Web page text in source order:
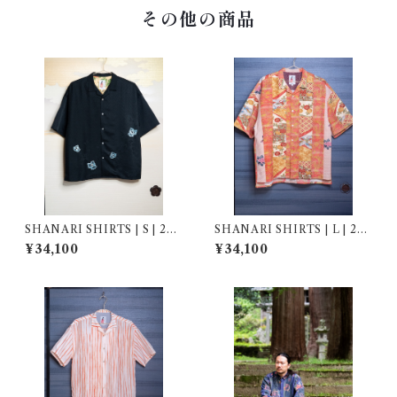
その他の商品
SHANARI SHIRTS | S | 264
038
¥34,100
SHANARI SHIRTS | L | 263
077
¥34,100